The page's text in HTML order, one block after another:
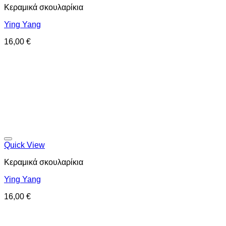
Κεραμικά σκουλαρίκια
Ying Yang
16,00 €
Quick View
Κεραμικά σκουλαρίκια
Ying Yang
16,00 €